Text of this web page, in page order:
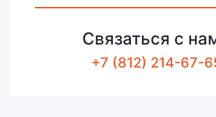
Связаться с
+7 (812) 214-67-